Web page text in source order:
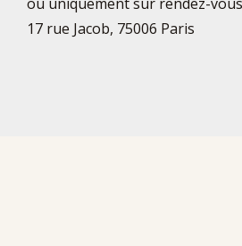
17 rue Jacob, 75006 Paris